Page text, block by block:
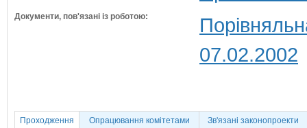
Документи, пов'язані із роботою:
07.02.2002
Проходження Опрацювання комітетами Зв'язані законопроекти